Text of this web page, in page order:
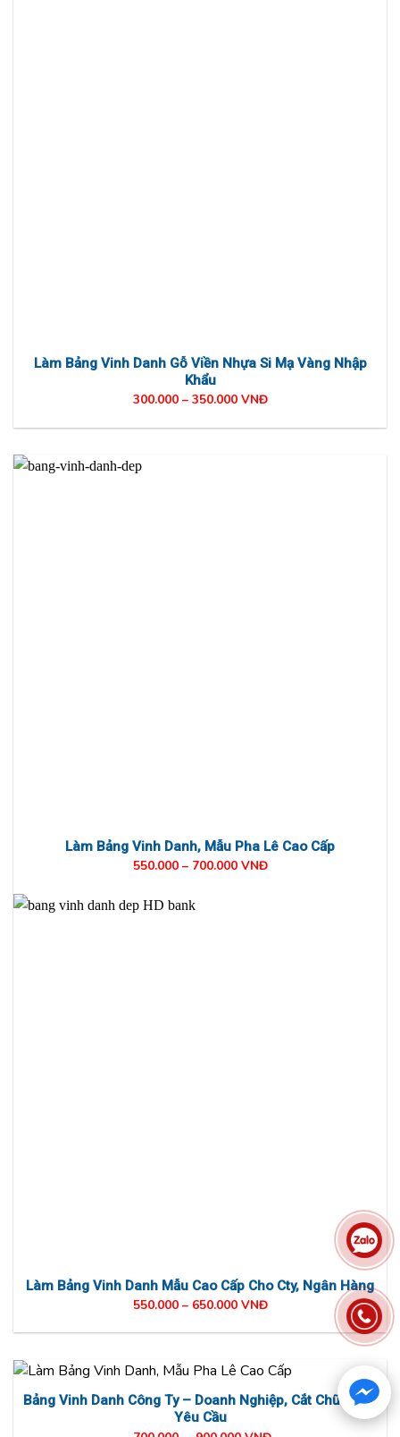
Làm Bảng Vinh Danh Gỗ Viền Nhựa Si Mạ Vàng Nhập
Khẩu
300.000 – 350.000 VNĐ
Làm Bảng Vinh Danh, Mẫu Pha Lê Cao Cấp
550.000 – 700.000 VNĐ
Làm Bảng Vinh Danh Mẫu Cao Cấp Cho Cty, Ngân Hàng
550.000 – 650.000 VNĐ
Bảng Vinh Danh Công Ty – Doanh Nghiệp, Cắt Chữ Theo
Yêu Cầu